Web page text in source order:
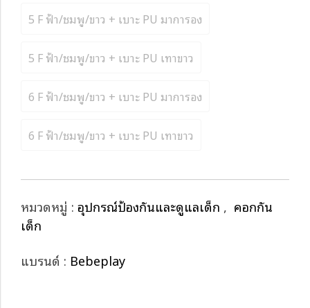
5 F ฟ้า/ชมพู/ขาว + เบาะ PU มาการอง
5 F ฟ้า/ชมพู/ขาว + เบาะ PU เทาขาว
6 F ฟ้า/ชมพู/ขาว + เบาะ PU มาการอง
6 F ฟ้า/ชมพู/ขาว + เบาะ PU เทาขาว
หมวดหมู่ : อุปกรณ์ป้องกันและดูแลเด็ก , คอกกั้น
เด็ก
แบรนด์ : Bebeplay